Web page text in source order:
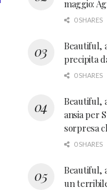
maggio:
0 SHARES
Beautiful,
precipita
0 SHARES
Beautiful,
ansia per
sorpresa
0 SHARES
Beautiful,
un